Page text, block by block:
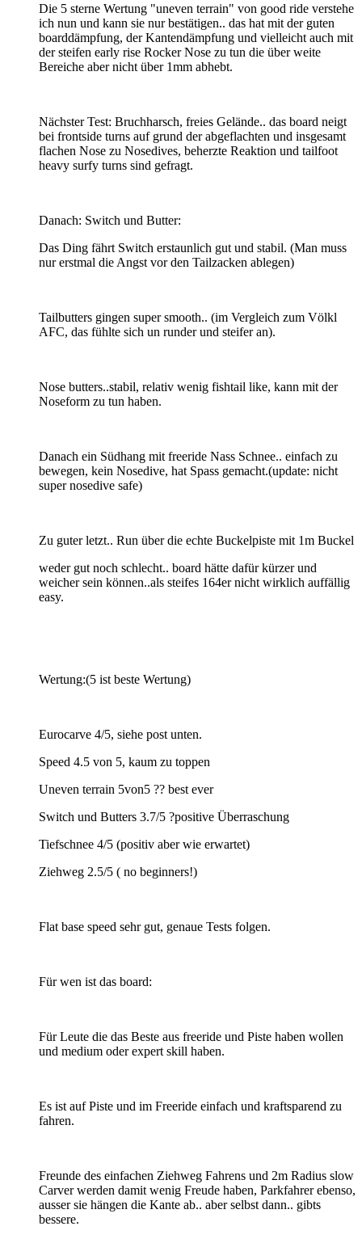
Die 5 sterne Wertung "uneven terrain" von good ride verstehe
ich nun und kann sie nur bestätigen.. das hat mit der guten
boarddämpfung, der Kantendämpfung und vielleicht auch mit
der steifen early rise Rocker Nose zu tun die über weite
Bereiche aber nicht über 1mm abhebt.
Nächster Test: Bruchharsch, freies Gelände.. das board neigt
bei frontside turns auf grund der abgeflachten und insgesamt
flachen Nose zu Nosedives, beherzte Reaktion und tailfoot
heavy surfy turns sind gefragt.
Danach: Switch und Butter:
Das Ding fährt Switch erstaunlich gut und stabil. (Man muss
nur erstmal die Angst vor den Tailzacken ablegen)
Tailbutters gingen super smooth.. (im Vergleich zum Völkl
AFC, das fühlte sich un runder und steifer an).
Nose butters..stabil, relativ wenig fishtail like, kann mit der
Noseform zu tun haben.
Danach ein Südhang mit freeride Nass Schnee.. einfach zu
bewegen, kein Nosedive, hat Spass gemacht.(update: nicht
super nosedive safe)
Zu guter letzt.. Run über die echte Buckelpiste mit 1m Buckel
weder gut noch schlecht.. board hätte dafür kürzer und
weicher sein können..als steifes 164er nicht wirklich auffällig
easy.
Wertung:(5 ist beste Wertung)
Eurocarve 4/5, siehe post unten.
Speed 4.5 von 5, kaum zu toppen
Uneven terrain 5von5 ?? best ever
Switch und Butters 3.7/5 ?positive Überraschung
Tiefschnee 4/5 (positiv aber wie erwartet)
Ziehweg 2.5/5 ( no beginners!)
Flat base speed sehr gut, genaue Tests folgen.
Für wen ist das board:
Für Leute die das Beste aus freeride und Piste haben wollen
und medium oder expert skill haben.
Es ist auf Piste und im Freeride einfach und kraftsparend zu
fahren.
Freunde des einfachen Ziehweg Fahrens und 2m Radius slow
Carver werden damit wenig Freude haben, Parkfahrer ebenso,
ausser sie hängen die Kante ab.. aber selbst dann.. gibts
bessere.